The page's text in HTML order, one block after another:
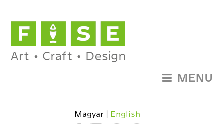
Magyar English
MENU